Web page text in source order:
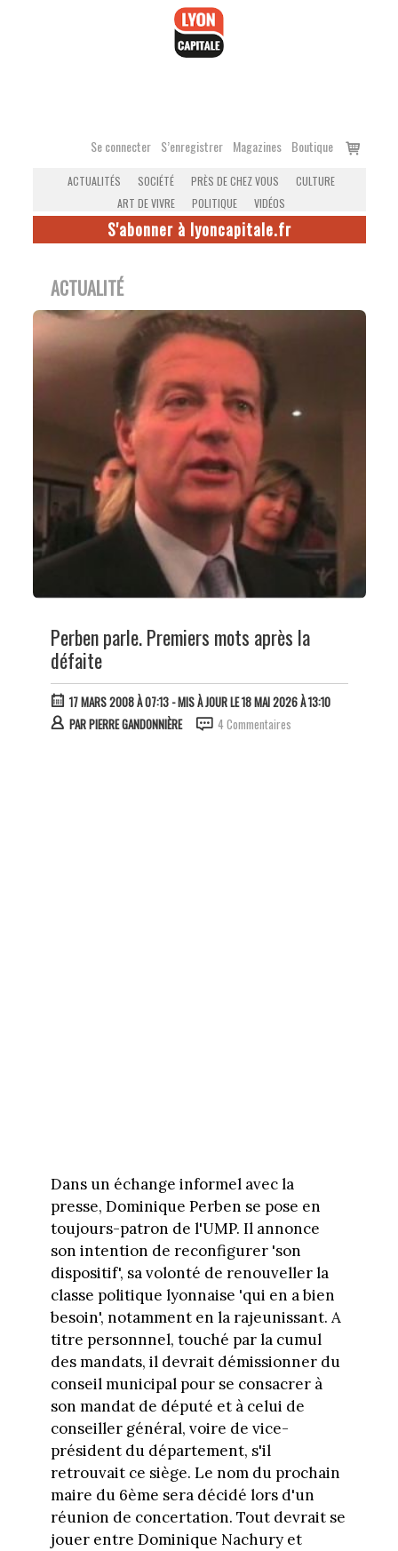
Se connecter S’enregistrer Magazines Boutique
Voir
ACTUALITÉS SOCIÉTÉ PRÈS DE CHEZ VOUS
CULTURE
ART DE VIVRE
POLITIQUE VIDÉOS
S'abonner à lyoncapitale.fr
ACTUALITÉ
Perben parle. Premiers mots après la
défaite
17 MARS 2008 À 07:13- MIS À JOUR LE 18 MAI 2026 À 13:10
PARPIERRE GANDONNIÈRE 4 Commentaires
Dans un échange informel avec la
presse, Dominique Perben se pose en
toujours-patron de l'UMP. Il annonce
son intention de reconfigurer 'son
dispositif', sa volonté de renouveller la
classe politique lyonnaise 'qui en a bien
besoin', notamment en la rajeunissant. A
titre personnnel, touché par la cumul
des mandats, il devrait démissionner du
conseil municipal pour se consacrer à
son mandat de député et à celui de
conseiller général, voire de vice-
président du département, s'il
retrouvait ce siège. Le nom du prochain
maire du 6ème sera décidé lors d'un
réunion de concertation. Tout devrait se
jouer entre Dominique Nachury et